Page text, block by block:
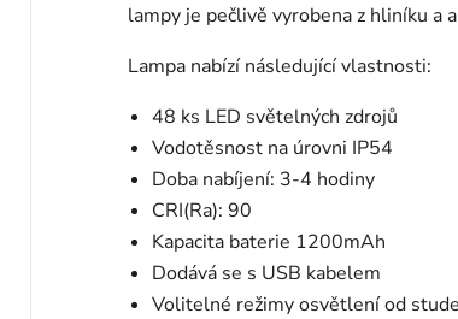
lampy je pečlivě vyrobena z hliníku a
Lampa nabízí následující vlastnosti:
48 ks LED světelných zdrojů
Vodotěsnost na úrovni IP54
Doba nabíjení: 3-4 hodiny
CRI(Ra): 90
Kapacita baterie 1200mAh
Dodává se s USB kabelem
Volitelné režimy osvětlení od